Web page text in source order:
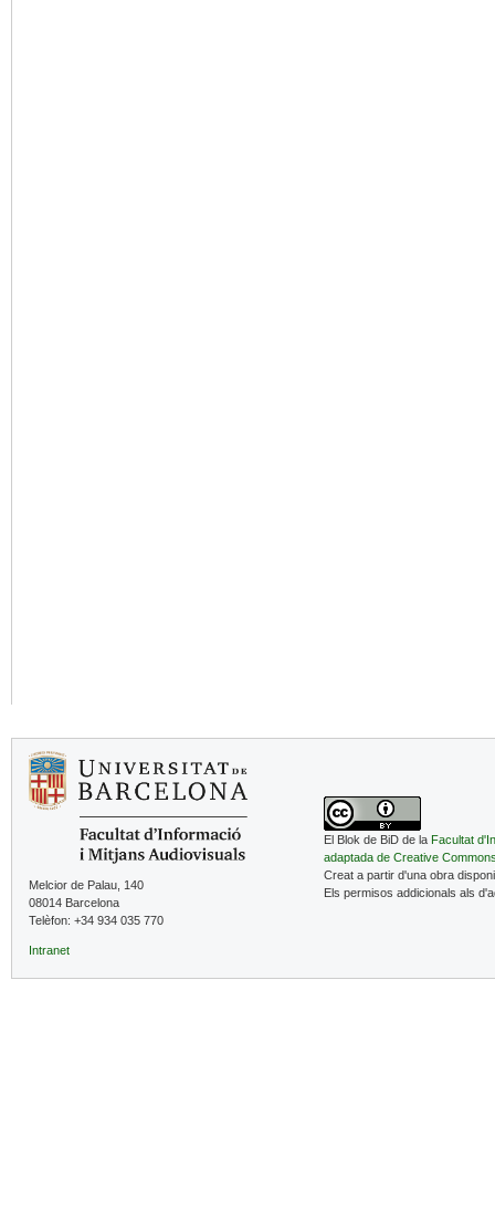
Melcior de Palau, 140
08014 Barcelona
Telèfon: +34 934 035 770
Intranet
El Blok de BiD de la Facultat
adaptada de Creative
Creat a partir d'una obra
Els permisos addicionals als